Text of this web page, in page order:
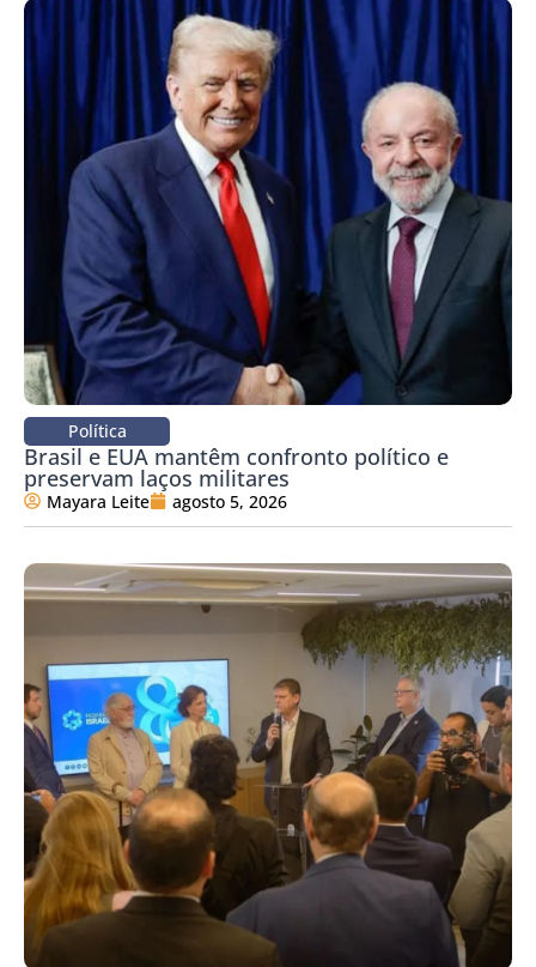
Política
Brasil e EUA mantêm confronto político e
preservam laços militares
Mayara Leite agosto 5, 2026